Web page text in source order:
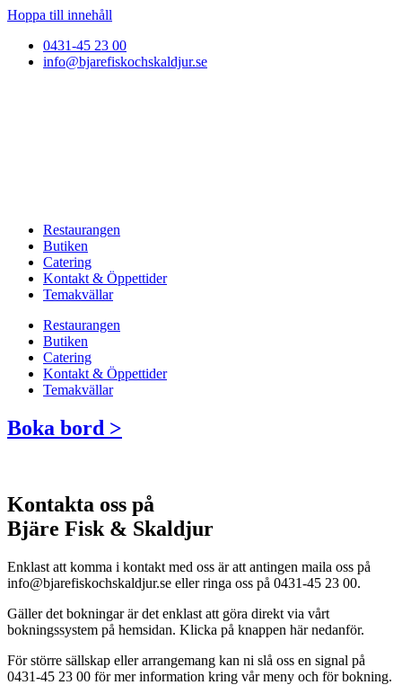
Hoppa till innehåll
0431-45 23 00
info@bjarefiskochskaldjur.se
Restaurangen
Butiken
Catering
Kontakt & Öppettider
Temakvällar
Restaurangen
Butiken
Catering
Kontakt & Öppettider
Temakvällar
Boka bord >
Kontakta oss på
Bjäre Fisk & Skaldjur
Enklast att komma i kontakt med oss är att antingen maila oss på
info@bjarefiskochskaldjur.se eller ringa oss på 0431-45 23 00.
Gäller det bokningar är det enklast att göra direkt via vårt
bokningssystem på hemsidan. Klicka på knappen här nedanför.
För större sällskap eller arrangemang kan ni slå oss en signal på
0431-45 23 00 för mer information kring vår meny och för bokning.